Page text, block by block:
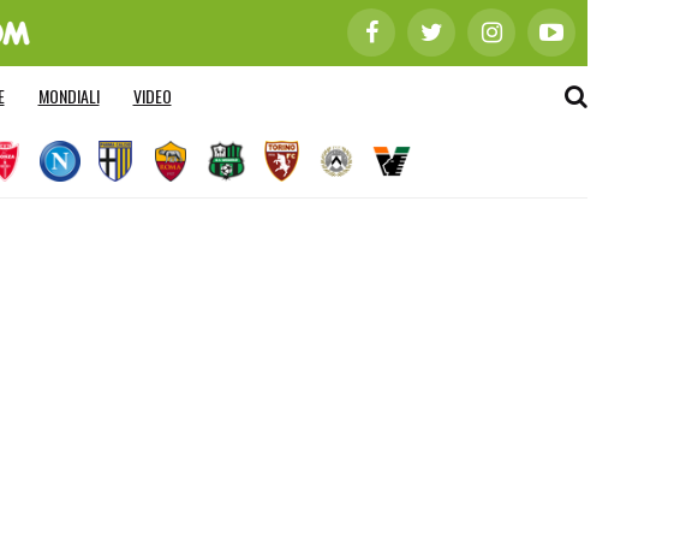
MONDIALI VIDEO